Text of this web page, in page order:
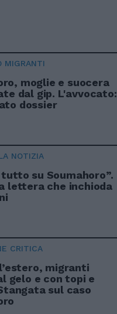
MIGRANTI
moglie e suocera
dal gip. L'avvocato:
dossier
NOTIZIA
tutto su Soumahoro”.
lettera che inchioda
CRITICA
migranti
gelo e con topi e
sul caso